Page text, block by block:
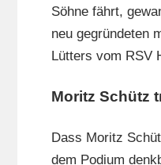
Söhne fährt,
neu gegründeten
Lütters vom RSV
Moritz Schütz
Dass Moritz
dem Podium